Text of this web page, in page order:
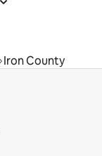
Iron County